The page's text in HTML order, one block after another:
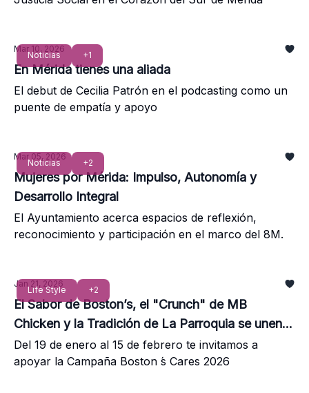
Noticias +1
Mar 10, 2026
En Mérida tienes una aliada
El debut de Cecilia Patrón en el podcasting como un
puente de empatía y apoyo
Noticias +2
Mar 05, 2026
Mujeres por Mérida: Impulso, Autonomía y
Desarrollo Integral
El Ayuntamiento acerca espacios de reflexión,
reconocimiento y participación en el marco del 8M.
Life Style +2
Jan 21, 2026
El Sabor de Boston’s, el "Crunch" de MB
Chicken y la Tradición de La Parroquia se unen
por Cedi DOWN
Del 19 de enero al 15 de febrero te invitamos a
apoyar la Campaña Boston ́s Cares 2026